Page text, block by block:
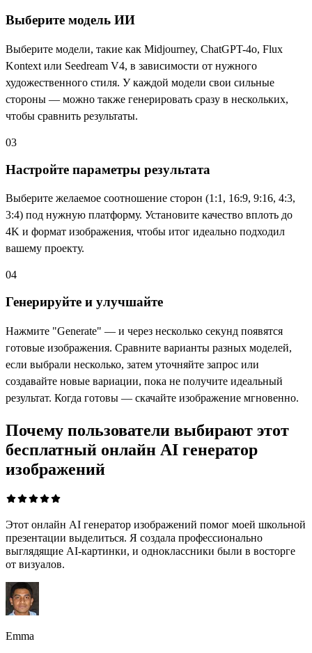
Выберите модель ИИ
Выберите модели, такие как Midjourney, ChatGPT-4o, Flux
Kontext или Seedream V4, в зависимости от нужного
художественного стиля. У каждой модели свои сильные
стороны — можно также генерировать сразу в нескольких,
чтобы сравнить результаты.
03
Настройте параметры результата
Выберите желаемое соотношение сторон (1:1, 16:9, 9:16, 4:3,
3:4) под нужную платформу. Установите качество вплоть до
4K и формат изображения, чтобы итог идеально подходил
вашему проекту.
04
Генерируйте и улучшайте
Нажмите "Generate" — и через несколько секунд появятся
готовые изображения. Сравните варианты разных моделей,
если выбрали несколько, затем уточняйте запрос или
создавайте новые вариации, пока не получите идеальный
результат. Когда готовы — скачайте изображение мгновенно.
Почему пользователи выбирают этот
бесплатный онлайн AI генератор
изображений
Этот онлайн AI генератор изображений помог моей школьной
презентации выделиться. Я создала профессионально
выглядящие AI‑картинки, и одноклассники были в восторге
от визуалов.
Emma